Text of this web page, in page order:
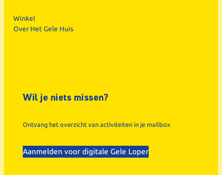
Winkel
Over Het Gele Huis
Wil je niets missen?
Ontvang het overzicht van activiteiten in je mailbox
Aanmelden voor digitale Gele Loper